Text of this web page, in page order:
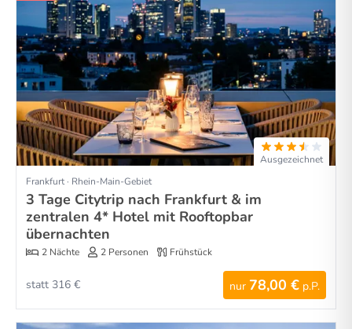
Ausgezeichnet
Frankfurt · Rhein-Main-Gebiet
3 Tage Citytrip nach Frankfurt & im
zentralen 4* Hotel mit Rooftopbar
übernachten
2 Nächte 2 Personen Frühstück
nur 78,00 € p.P.
statt 316 €